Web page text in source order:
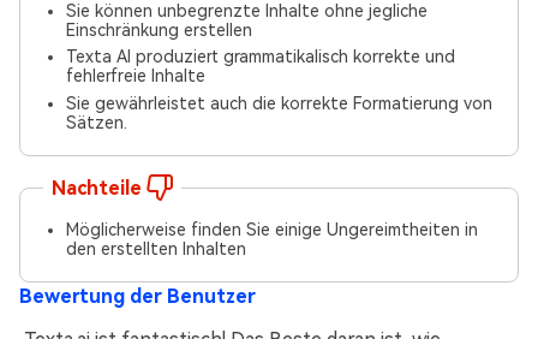
Sie können unbegrenzte Inhalte ohne jegliche
Einschränkung erstellen
Texta AI produziert grammatikalisch korrekte und
fehlerfreie Inhalte
Sie gewährleistet auch die korrekte Formatierung von
Sätzen.
Nachteile
Möglicherweise finden Sie einige Ungereimtheiten in
den erstellten Inhalten
Bewertung der Benutzer